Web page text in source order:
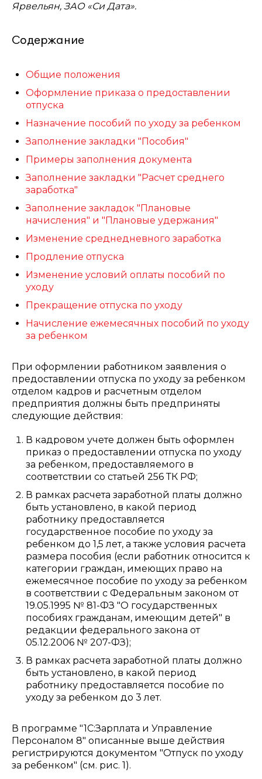
Ярвельян, ЗАО «Си Дата».
Содержание
Общие положения
Оформление приказа о предоставлении
отпуска
Назначение пособий по уходу за ребенком
Заполнение закладки "Пособия"
Примеры заполнения документа
Заполнение закладки "Расчет среднего
заработка"
Заполнение закладок "Плановые
начисления" и "Плановые удержания"
Изменение среднедневного заработка
Продление отпуска
Изменение условий оплаты пособий по
уходу
Прекращение отпуска по уходу
Начисление ежемесячных пособий по уходу
за ребенком
При оформлении работником заявления о
предоставлении отпуска по уходу за ребенком
отделом кадров и расчетным отделом
предприятия должны быть предприняты
следующие действия:
В кадровом учете должен быть оформлен
приказ о предоставлении отпуска по уходу
за ребенком, предоставляемого в
соответствии со статьей 256 ТК РФ;
В рамках расчета заработной платы должно
быть установлено, в какой период
работнику предоставляется
государственное пособие по уходу за
ребенком до 1,5 лет, а также условия расчета
размера пособия (если работник относится к
категории граждан, имеющих право на
ежемесячное пособие по уходу за ребенком
в соответствии с Федеральным законом от
19.05.1995 № 81-ФЗ "О государственных
пособиях гражданам, имеющим детей" в
редакции федерального закона от
05.12.2006 № 207-ФЗ);
В рамках расчета заработной платы должно
быть установлено, в какой период
работнику предоставляется пособие по
уходу за ребенком до 3 лет.
В программе "1С:Зарплата и Управление
Персоналом 8" описанные выше действия
регистрируются документом "Отпуск по уходу
за ребенком" (см. рис. 1).